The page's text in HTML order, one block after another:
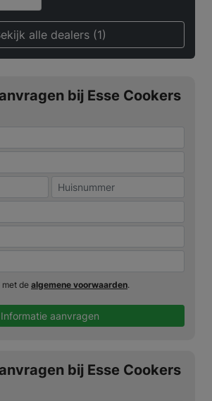
alle dealers (1)
bij Esse Cookers
de algemene voorwaarden.
Informatie aanvragen
bij Esse Cookers